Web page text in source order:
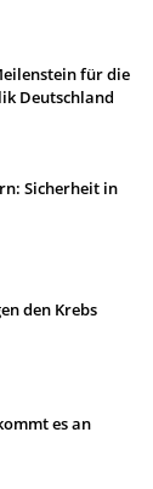
für die
Deutschland
Sicherheit in
den Krebs
es an